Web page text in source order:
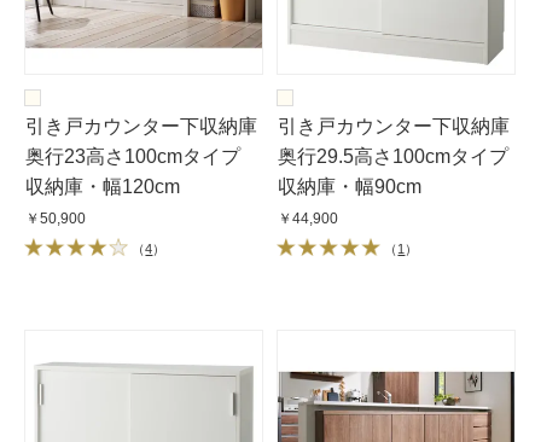
引き戸カウンター下収納庫
奥行23高さ100cmタイプ
収納庫・幅120cm
￥50,900
（4）
引き戸カウンター下収納庫
奥行29.5高さ100cmタイプ
収納庫・幅90cm
￥44,900
（ 1 ）